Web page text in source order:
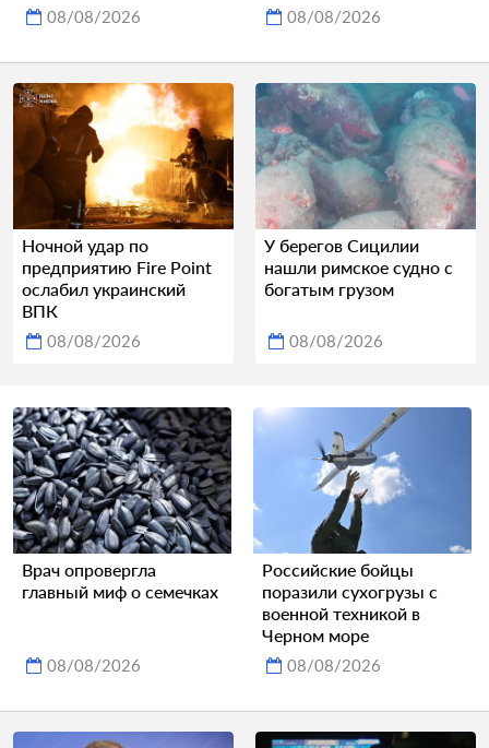
08/08/2026 08/08/2026
Ночной удар по
предприятию Fire Point
ослабил украинский
ВПК
08/08/2026
У берегов Сицилии
нашли римское судно с
богатым грузом
08/08/2026
Врач опровергла
главный миф о семечках
08/08/2026
Российские бойцы
поразили сухогрузы с
военной техникой в
Черном море
08/08/2026